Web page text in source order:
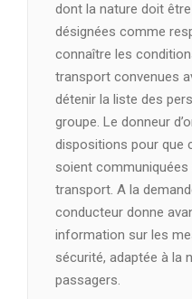
dont la nature doit
désignées comme
connaître les
transport convenues
détenir la liste des
groupe. Le donneur
dispositions pour que
soient communiquées
transport. A la
conducteur donne
information sur les
sécurité, adaptée à la
passagers.